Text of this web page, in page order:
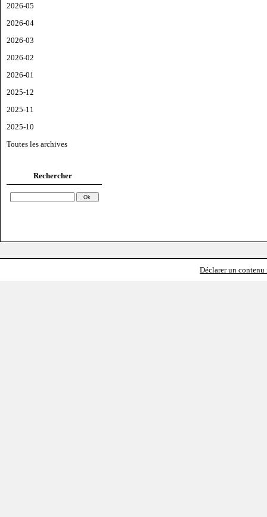
2026-05
2026-04
2026-03
2026-02
2026-01
2025-12
2025-11
2025-10
Toutes les archives
Rechercher
Déclarer un